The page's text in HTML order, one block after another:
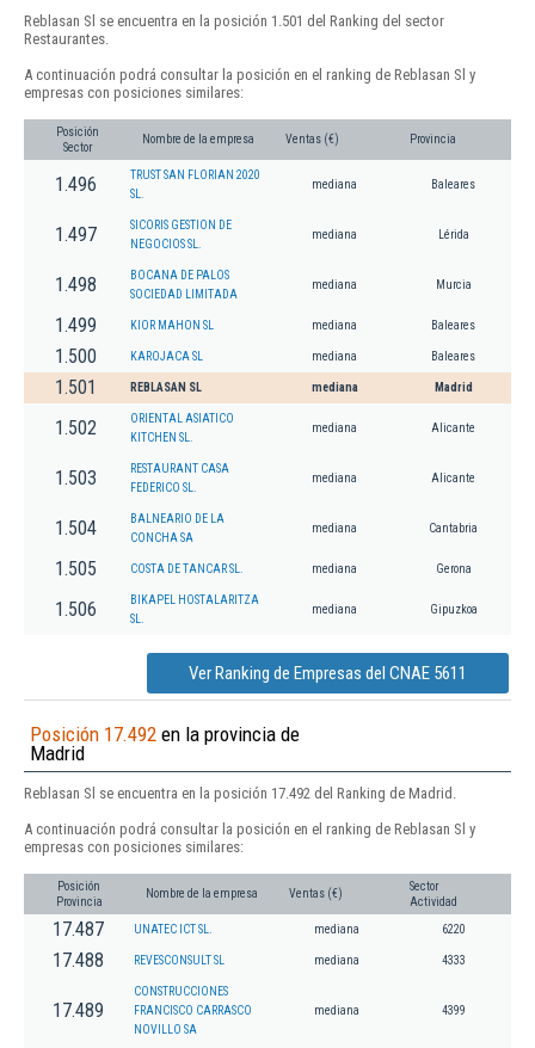
Reblasan Sl se encuentra en la posición 1.501 del Ranking del sector
Restaurantes.
A continuación podrá consultar la posición en el ranking de Reblasan Sl y
empresas con posiciones similares:
Posición
Sector
Nombre de la empresa Ventas (€) Provincia
1.496
TRUST SAN FLORIAN 2020
SL.
mediana Baleares
1.497
SICORIS GESTION DE
NEGOCIOS SL.
mediana Lérida
1.498
BOCANA DE PALOS
SOCIEDAD LIMITADA
mediana Murcia
1.499 KIOR MAHON SL mediana Baleares
1.500 KAROJACA SL mediana Baleares
1.501 REBLASAN SL mediana Madrid
1.502
ORIENTAL ASIATICO
KITCHEN SL.
mediana Alicante
1.503
RESTAURANT CASA
FEDERICO SL.
mediana Alicante
1.504
BALNEARIO DE LA
CONCHA SA
mediana Cantabria
1.505 COSTA DE TANCAR SL. mediana Gerona
1.506
BIKAPEL HOSTALARITZA
SL.
mediana Gipuzkoa
Ver Ranking de Empresas del CNAE 5611
Posición 17.492 en la provincia de
Madrid
Reblasan Sl se encuentra en la posición 17.492 del Ranking de Madrid.
A continuación podrá consultar la posición en el ranking de Reblasan Sl y
empresas con posiciones similares:
Posición
Provincia
Nombre de la empresa Ventas (€)
Sector
Actividad
17.487 UNATEC ICT SL. mediana 6220
17.488 REVESCONSULT SL mediana 4333
17.489
CONSTRUCCIONES
FRANCISCO CARRASCO
NOVILLO SA
mediana 4399